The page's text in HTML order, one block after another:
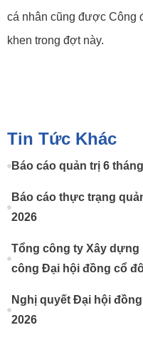
cá nhân cũng được Công
khen trong đợt này.
Tin Tức Khác
Báo cáo quản trị 6
Báo cáo thực trạng
2026
Tổng công ty Xây dựng
công Đại hội đồng cổ
Nghị quyết Đại hội
2026